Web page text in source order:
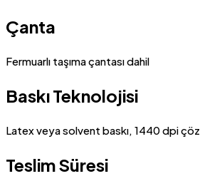
Çanta
Fermuarlı taşıma çantası dahil
Baskı Teknolojisi
Latex veya solvent baskı, 1440 dpi
Teslim Süresi